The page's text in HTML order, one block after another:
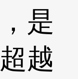
是
越